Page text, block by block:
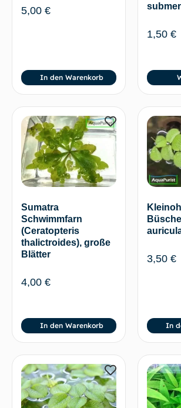
5,00 €
In den Warenkorb
1,50 €
Sumatra
Schwimmfarn
(Ceratopteris
thalictroides), große
Blätter
4,00 €
In den Warenkorb
3,50 €
In